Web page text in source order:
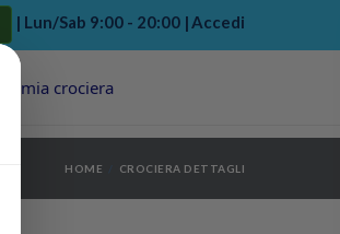
>
>
| Lun/Sab 9:00 - 20:00 |Accedi
La mia crociera
HOME CROCIERA DETTAGLI